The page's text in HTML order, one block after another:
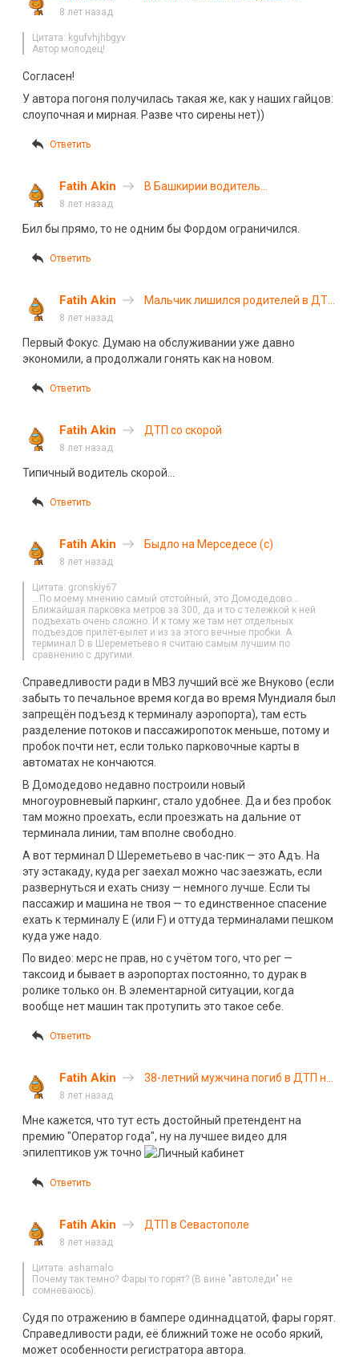
8 лет назад
Цитата: kgufvhjhbgyv
Автор молодец!
Согласен!
У автора погоня получилась такая же, как у наших гайцов:
слоупочная и мирная. Разве что сирены нет))
Ответить
Fatih Akin
В Башкирии водитель
8 лет назад
Бил бы прямо, то не одним бы Фордом ограничился.
Ответить
Fatih Akin
Мальчик лишился родителей в ДТП
8 лет назад
Первый Фокус. Думаю на обслуживании уже давно
экономили, а продолжали гонять как на новом.
Ответить
Fatih Akin ДТП со скорой
8 лет назад
Типичный водитель скорой…
Ответить
Fatih Akin Быдло на Мерседесе (с)
8 лет назад
Цитата: gronskiy67
…По моему мнению самый отстойный, это Домодедово…
Ближайшая парковка метров за 300, да и то с тележкой к ней
подъехать очень сложно. И к тому же там нет отдельных
подъездов прилёт-вылет и из за этого вечные пробки. А
терминал D в Шереметьево я считаю самым лучшим по
сравнению с другими.
Справедливости ради в МВЗ лучший всё же Внуково (если
забыть то печальное время когда во время Мундиаля был
запрещён подъезд к терминалу аэропорта), там есть
разделение потоков и пассажиропоток меньше, потому и
пробок почти нет, если только парковочные карты в
автоматах не кончаются.
В Домодедово недавно построили новый
многоуровневый паркинг, стало удобнее. Да и без пробок
там можно проехать, если проезжать на дальние от
терминала линии, там вполне свободно.
А вот терминал D Шереметьево в час-пик — это Адъ. На
эту эстакаду, куда рег заехал можно час заезжать, если
развернуться и ехать снизу — немного лучше. Если ты
пассажир и машина не твоя — то единственное спасение
ехать к терминалу E (или F) и оттуда терминалами пешком
куда уже надо.
По видео: мерс не прав, но с учётом того, что рег —
таксоид и бывает в аэропортах постоянно, то дурак в
ролике только он. В элементарной ситуации, когда
вообще нет машин так протупить это такое себе.
Ответить
Fatih Akin
38-летний мужчина погиб в ДТП на
8 лет назад
Мне кажется, что тут есть достойный претендент на
премию "Оператор года", ну на лучшее видео для
эпилептиков уж точно
Ответить
Fatih Akin ДТП в Севастополе
8 лет назад
Цитата: ashamalo
Почему так темно? Фары то горят? (В вине "автоледи" не
сомневаюсь).
Судя по отражению в бампере одиннадцатой, фары горят.
Справедливости ради, её ближний тоже не особо яркий,
может особенности регистратора автора.